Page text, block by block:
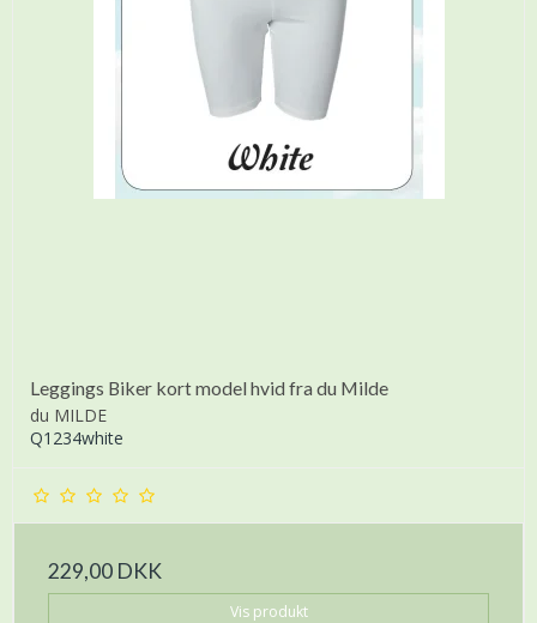
Leggings Biker kort model hvid fra du Milde
du MILDE
Q1234white
229,00 DKK
Vis produkt